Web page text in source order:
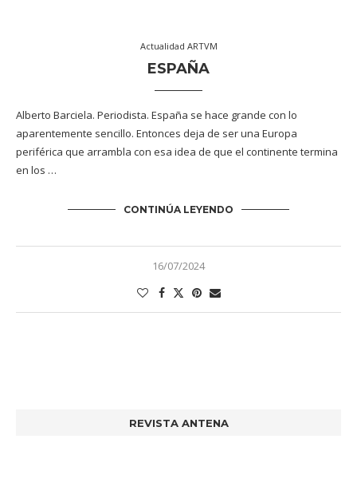
Actualidad ARTVM
ESPAÑA
Alberto Barciela. Periodista. España se hace grande con lo
aparentemente sencillo. Entonces deja de ser una Europa
periférica que arrambla con esa idea de que el continente termina
en los …
CONTINÚA LEYENDO
16/07/2024
REVISTA ANTENA